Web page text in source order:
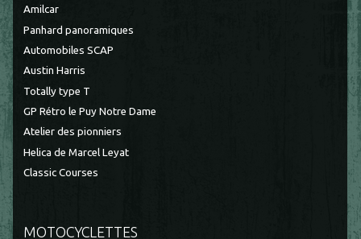
Amilcar
Panhard panoramiques
Automobiles SCAP
Austin Harris
Totally type T
GP Rétro le Puy Notre Dame
Atelier des pionniers
Helica de Marcel Leyat
Classic Courses
MOTOCYCLETTES